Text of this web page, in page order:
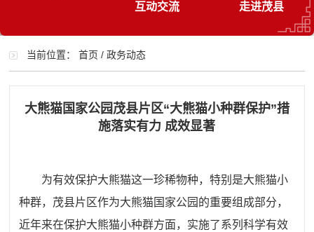
互动交流 走进茂县
当前位置：首页 /政务动态
大熊猫国家公园茂县片区“大熊猫小种群保护”措
施落实有力 成效显著
为有效保护大熊猫这一珍稀物种，特别是大熊猫小
种群，茂县片区作为大熊猫国家公园的重要组成部分，
近年来在保护大熊猫小种群方面， 实施了系列科学有效